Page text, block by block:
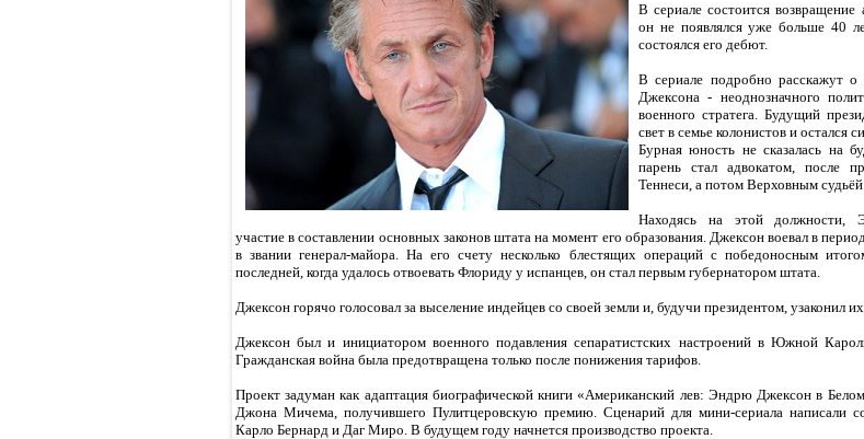
В сериале состоится возвращение
он не появлялся уже больше 40
состоялся его дебют.
В сериале подробно расскажут
Джексона - неоднозначного
военного стратега. Будущий
свет в семье колонистов и остался
Бурная юность не сказалась на
парень стал адвокатом, после
Теннеси, а потом Верховным
Находясь на этой должности,
участие в составлении основных законов штата на момент его образования. Джексон воевал в
в звании генерал-майора. На его счету несколько блестящих операций с победоносным
последней, когда удалось отвоевать Флориду у испанцев, он стал первым губернатором штата.
Джексон горячо голосовал за выселение индейцев со своей земли и, будучи президентом, узаконил
Джексон был и инициатором военного подавления сепаратистских настроений в Южной
Гражданская война была предотвращена только после понижения тарифов.
Проект задуман как адаптация биографической книги «Американский лев: Эндрю Джексон в
Джона Мичема, получившего Пулитцеровскую премию. Сценарий для мини-сериала написали
Карло Бернард и Даг Миро. В будущем году начнется производство проекта.